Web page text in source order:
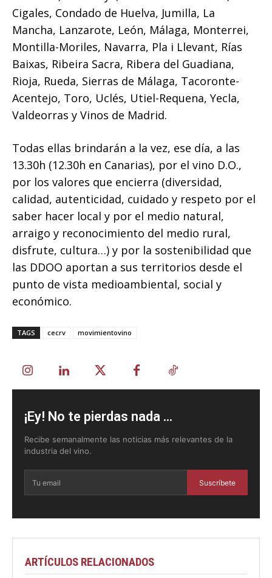
Cigales, Condado de Huelva, Jumilla, La
Mancha, Lanzarote, León, Málaga, Monterrei,
Montilla-Moriles, Navarra, Pla i Llevant, Rías
Baixas, Ribeira Sacra, Ribera del Guadiana,
Rioja, Rueda, Sierras de Málaga, Tacoronte-
Acentejo, Toro, Uclés, Utiel-Requena, Yecla,
Valdeorras y Vinos de Madrid.
Todas ellas brindarán a la vez, ese día, a las
13.30h (12.30h en Canarias), por el vino D.O.,
por los valores que encierra (diversidad,
calidad, autenticidad, cuidado y respeto por el
saber hacer local y por el medio natural,
arraigo y reconocimiento del medio rural,
disfrute, cultura…) y por la sostenibilidad que
las DDOO aportan a sus territorios desde el
punto de vista medioambiental, social y
económico.
TAGS cecrv movimientovino
¡Ey! No te pierdas nada ...
Recibe semanalmente las noticias más relevantes de la
industria del vino.
Suscríbete
ARTÍCULOS RELACIONADOS